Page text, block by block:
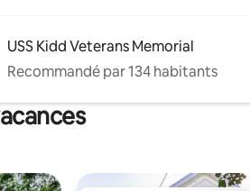
USS Kidd Veterans Memorial
Recommandé par 134 habitants